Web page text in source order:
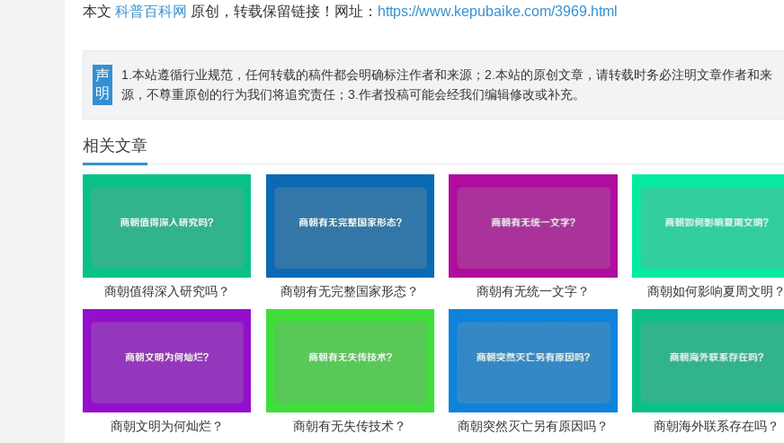
本文 科普百科网 原创，转载保留链接！网址： https://www.kepubaike.com/3969.html
声
明
1.本站遵循行业规范，任何转载的稿件都会明确标注作者和来源；2.本站的原创文章，请转载时务必注明文章作者和来
源，不尊重原创的行为我们将追究责任；3.作者投稿可能会经我们编辑修改或补充。
相关文章
商朝值得深入研究吗？ 商朝有无完整国家形态？ 商朝有无统一文字？ 商朝如何影响夏周文明？
商朝文明为何灿烂？ 商朝有无失传技术？ 商朝突然灭亡另有原因吗？ 商朝海外联系存在吗？